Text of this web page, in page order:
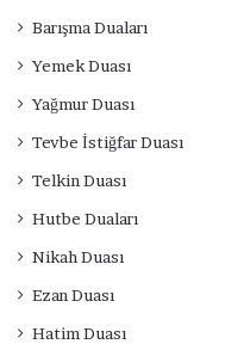
Barışma Duaları
Yemek Duası
Yağmur Duası
Tevbe İstiğfar Duası
Telkin Duası
Hutbe Duaları
Nikah Duası
Ezan Duası
Hatim Duası